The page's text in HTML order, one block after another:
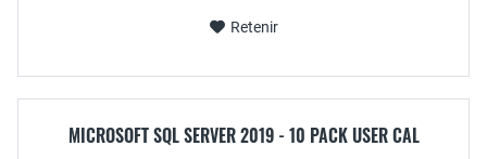
Retenir
MICROSOFT SQL SERVER 2019 - 10 PACK USER CAL